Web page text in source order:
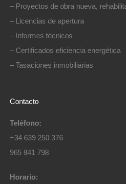
– Proyectos de obra nueva,
– Licencias de apertura
– Informes técnicos
– Certificados eficiencia energética
– Tasaciones inmobiliarias
Contacto
Teléfono:
+34 639 250 376
965 841 798
Horario: